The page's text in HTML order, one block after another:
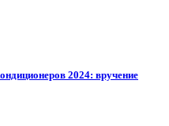
2024: вручение